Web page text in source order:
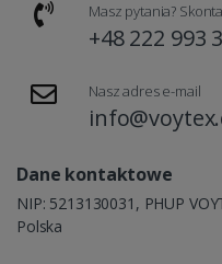
Masz pytania?
+48 222 993
Nasz adres e-mail
Dane kontaktowe
NIP: 5213130031, PHUP
Polska